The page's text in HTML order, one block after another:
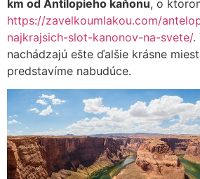
km od Antilopieho kaňonu, o
https://zavelkoumlakou.com/
najkrajsich-slot-kanonov-na-svete/.
nachádzajú ešte ďalšie krásne
predstavíme nabudúce.